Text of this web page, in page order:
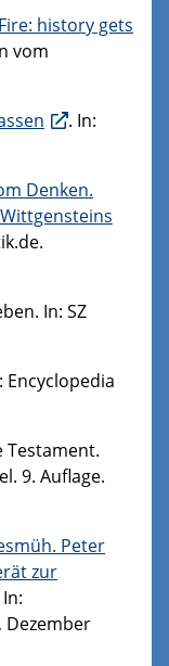
history gets
vom
. In:
Denken.
In: SZ
Encyclopedia
Testament.
9. Auflage.
Peter
zur
In: